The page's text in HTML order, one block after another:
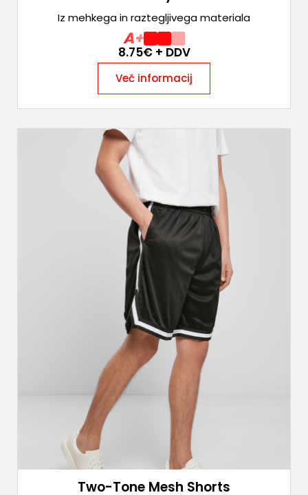
Iz mehkega in raztegljivega materiala
A+
8.75€ + DDV
Več informacij
Two-Tone Mesh Shorts